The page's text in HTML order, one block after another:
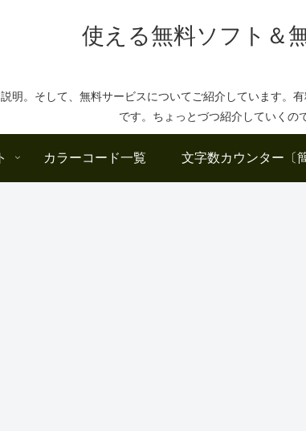
使える無料ソフト＆
明。そして、無料サービスについてご紹介しています
です。ちょっとづつ紹介していくの
カラーコード一覧 文字数カウンター〔